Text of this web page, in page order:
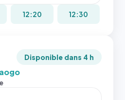
12:20 12:30
Disponible dans 4 h